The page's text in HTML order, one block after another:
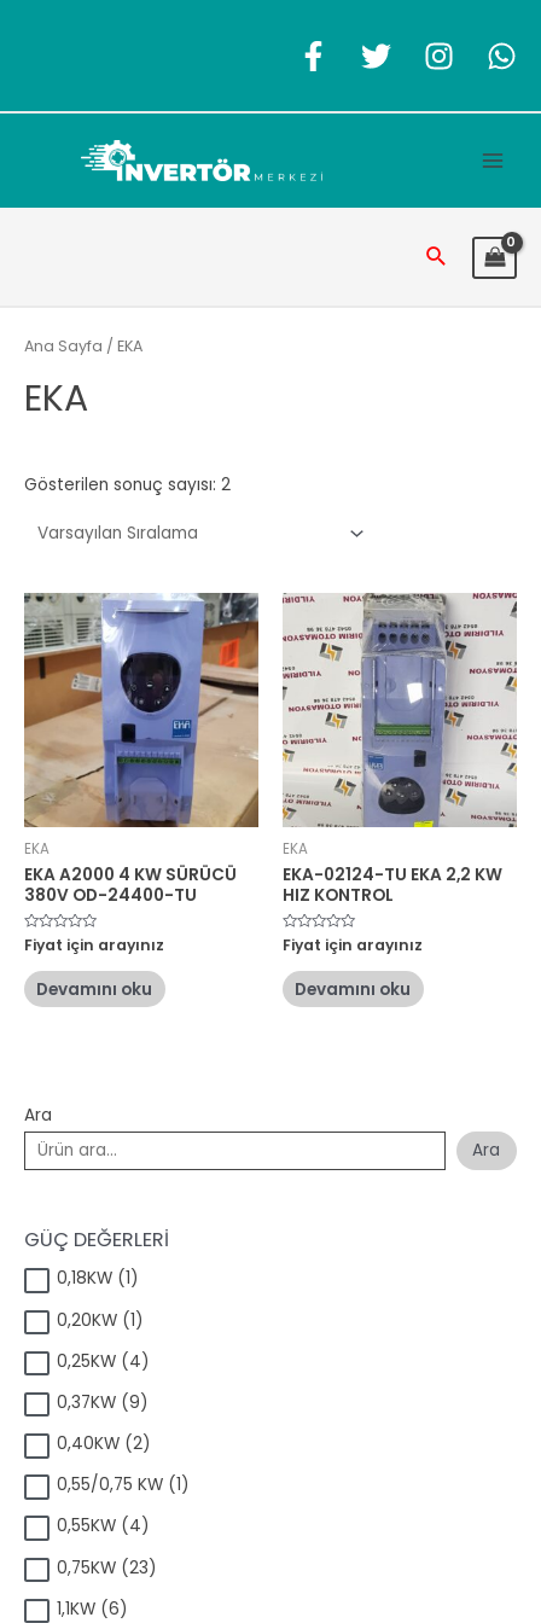
Arama
Ara
Ara
GÜÇ DEĞERLERİ
0,18KW 11
r
ü
n
0,20KW 11
r
ü
n
0,25KW 44
r
ü
n
0,37KW 99
r
ü
n
0,40KW 22
r
ü
n
0,55/0,75 KW 11
0,55KW 44
r
0,75KW 232
1,1KW 66
Ana Sayfa / EKA
EKA
Gösterilen sonuç sayısı: 2
EKA
EKA A2000 4 KW SÜRÜCÜ
380V OD-24400-TU
5
üzerinden
oy
aldı
Fiyat için arayınız
Devamını oku
EKA
EKA-02124-TU EKA 2,2 KW
HIZ KONTROL
5
üzerinden
oy
aldı
Fiyat için arayınız
Devamını oku